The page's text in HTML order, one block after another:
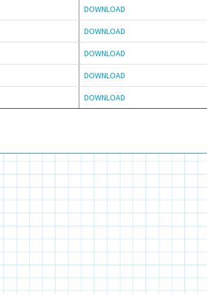
DOWNLOAD
DOWNLOAD
DOWNLOAD
DOWNLOAD
DOWNLOAD